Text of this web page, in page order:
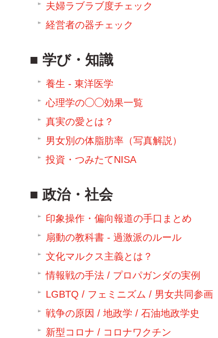
夫婦ラブラブ度チェック
経営者の器チェック
学び・知識
養生 - 東洋医学
心理学の◯◯効果一覧
真実の愛とは？
男女別の体脂肪率（写真解説）
投資・つみたてNISA
政治・社会
印象操作・偏向報道の手口まとめ
扇動の教科書 - 過激派のルール
文化マルクス主義とは？
情報戦の手法 / プロパガンダの実例
LGBTQ / フェミニズム / 男女共同参画
戦争の原因 / 地政学 / 石油地政学史
新型コロナ / コロナワクチン